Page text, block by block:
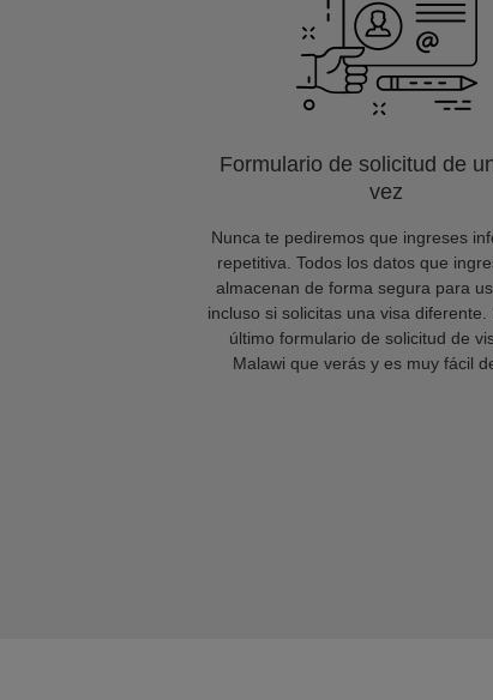
Formulario de solicitud de
vez
Nunca te pediremos que ingreses
repetitiva. Todos los datos que
almacenan de forma segura para
incluso si solicitas una visa diferente.
último formulario de solicitud de
Malawi que verás y es muy fácil